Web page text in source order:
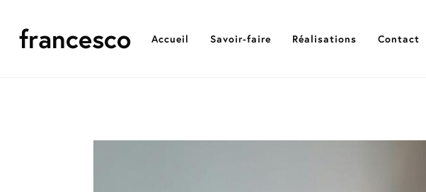
francesco Accueil Savoir-faire Réalisations Contact